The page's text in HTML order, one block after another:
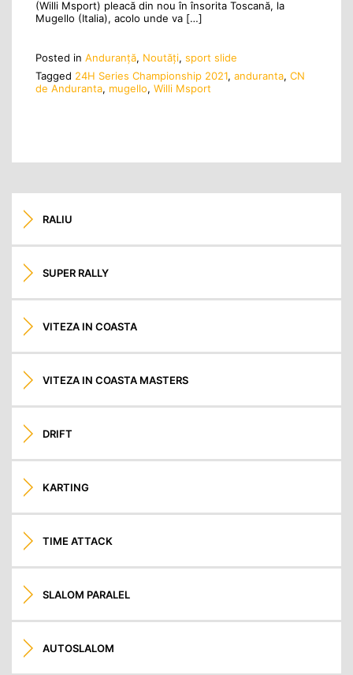
(Willi Msport) pleacă din nou în însorita Toscană, la
Mugello (Italia), acolo unde va […]
Posted in Anduranţă, Noutăţi, sport slide
Tagged 24H Series Championship 2021, anduranta, CN
de Anduranta, mugello, Willi Msport
RALIU
SUPER RALLY
VITEZA IN COASTA
VITEZA IN COASTA MASTERS
DRIFT
KARTING
TIME ATTACK
SLALOM PARALEL
AUTOSLALOM